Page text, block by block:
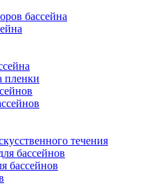
бассейна
пленки
течения
бассейнов
бассейнов